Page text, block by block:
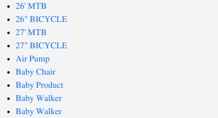
26' MTB
26" BICYCLE
27' MTB
27" BICYCLE
Air Pump
Baby Chair
Baby Product
Baby Walker
Baby Walker